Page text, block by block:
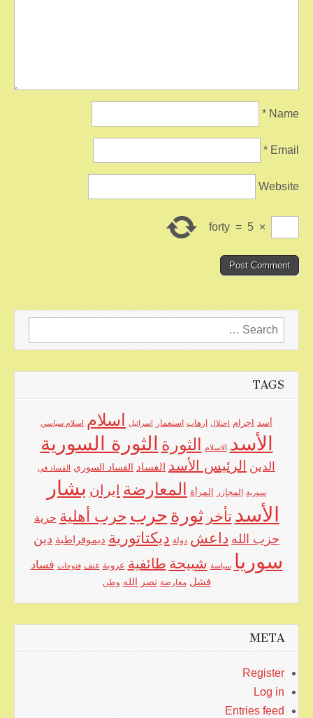
Name
*
Email
*
Website
×
5
=
forty
Search
for:
TAGS
أسد اجرام احتلال ارهاب استعمار اسرائيل اسلام اسلام سياسي
الأسد الاسلام الثورة الثورة السورية
الدين الرئيس الأسد الفساد الفساد السوري الفساد في
سورية المجازر المرأة المعارضة ايران بشار
الأسد تأخر ثورة حرب حرب أهلية حرية
حزب الله داعش دولة ديكتاتورية ديموقراطية دين
سوريا سياسة شبيحة طائفية عروبة عنف فتوحات فساد
فشل معارضة نصر الله وطن
META
Register
Log in
Entries feed